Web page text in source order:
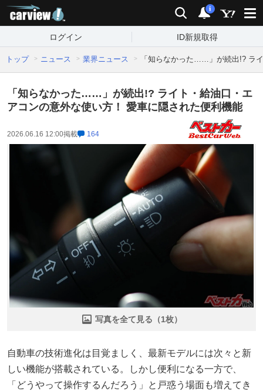
検索 通知
i
ログイン ID新規取得
トップ ニュース 業界ニュース 「知らなかった……」が続出!? ラ
「知らなかった……」が続出!? ライト・給油口・エ
アコンの意外な使い方！ 愛車に隠された便利機能
2026.06.16 12:00掲載 164
写真を全て見る（1枚）
自動車の技術進化は目覚ましく、最新モデルには次々と新
しい機能が搭載されている。しかし便利になる一方で、
「どうやって操作するんだろう」と戸惑う場面も増えてき